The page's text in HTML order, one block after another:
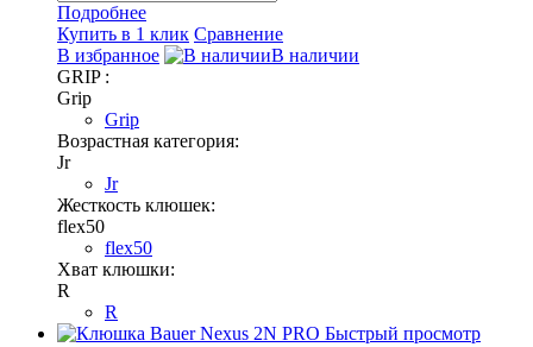
Подробнее
Купить в 1 клик Сравнение
В избранное
В наличии
GRIP :
Grip
Grip
Возрастная категория:
Jr
Jr
Жесткость клюшек:
flex50
flex50
Хват клюшки:
R
R
Быстрый просмотр